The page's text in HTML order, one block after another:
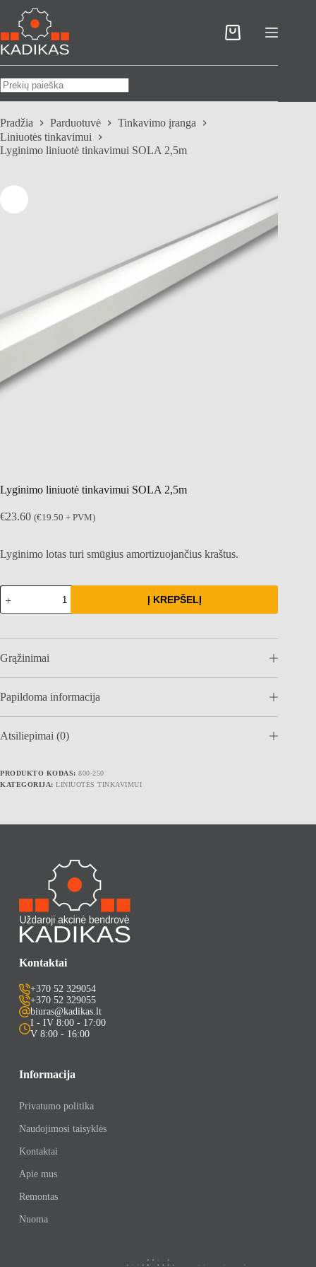
content
Pirkinių
results
Pradžia Parduotuvė
Tinkavimo įranga
Liniuotės tinkavimui
Lyginimo liniuotė tinkavimui SOLA 2,5m
Lyginimo liniuotė tinkavimui SOLA 2,5m
€23.60 (€19.50 + PVM)
Lyginimo lotas turi smūgius amortizuojančius kraštus.
produkto
kiekis:
Lyginimo
tinkavimui
SOLA
2,5m
Į KREPŠELĮ
Grąžinimai
Papildoma informacija
Atsiliepimai (0)
PRODUKTO KODAS: 800-250
KATEGORIJA: LINIUOTĖS TINKAVIMUI
Informacija
Privatumo politika
Naudojimosi taisyklės
Kontaktai
Apie mus
Remontas
Nuoma
Kontaktai
+370 52 329054
+370 52 329055
biuras@kadikas.lt
I - IV 8:00 - 17:00
V 8:00 - 16:00